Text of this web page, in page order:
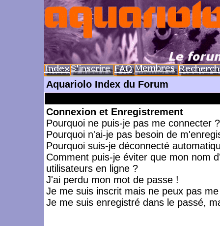
Aquariolo Index du Forum
Connexion et Enregistrement
Pourquoi ne puis-je pas me connecter ?
Pourquoi n'ai-je pas besoin de
Pourquoi suis-je déconnecté
Comment puis-je éviter que mon nom
utilisateurs en ligne ?
J'ai perdu mon mot de passe !
Je me suis inscrit mais ne peux pas
Je me suis enregistré dans le passé,